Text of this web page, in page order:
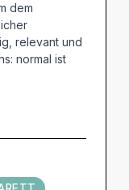
dem
relevant und
normal ist